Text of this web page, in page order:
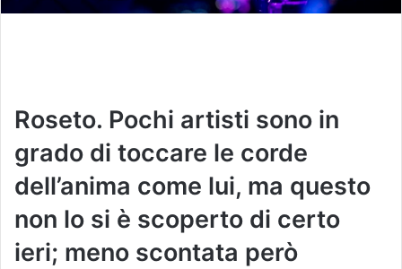
Roseto. Pochi artisti sono in
grado di toccare le corde
dell’anima come lui, ma questo
non lo si è scoperto di certo
ieri; meno scontata però